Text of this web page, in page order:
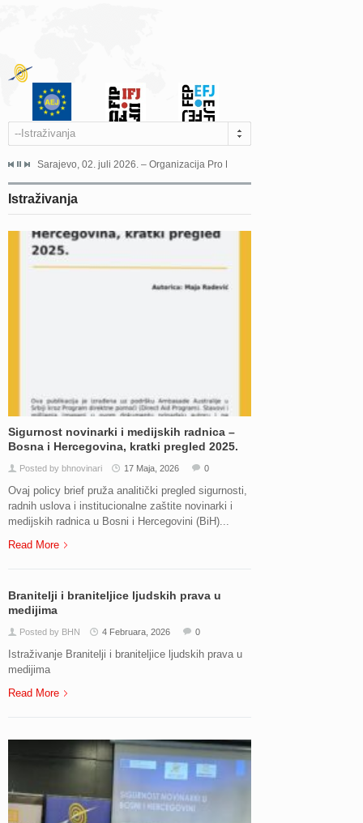
--Istraživanja
Grada Sarajeva povodom Dana Sarajeva dugogodišnjoj...
Sarajevo, 02. juli 2026. – Organizacija Pro Educa juče je uspješno
Istraživanja
Sigurnost novinarki i medijskih radnica –
Bosna i Hercegovina, kratki pregled 2025.
Posted by bhnovinari 17 Maja, 2026 0
Ovaj policy brief pruža analitički pregled sigurnosti,
radnih uslova i institucionalne zaštite novinarki i
medijskih radnica u Bosni i Hercegovini (BiH)...
Read More
Branitelji i braniteljice ljudskih prava u
medijima
Posted by BHN 4 Februara, 2026 0
Istraživanje Branitelji i braniteljice ljudskih prava u
medijima
Read More